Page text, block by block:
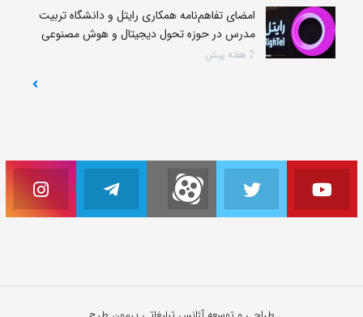
امضای تفاهم‌نامه همکاری رایتل و دانشگاه تربیت
مدرس در حوزه تحول دیجیتال و هوش مصنوعی
2 هفته پیش